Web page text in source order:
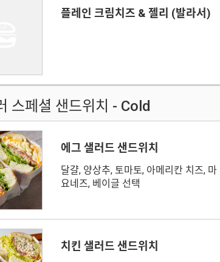
플레인 크림치즈 & 젤리 (발라서)
스페셜 샌드위치 - Cold
에그 샐러드 샌드위치
달걀, 양상추, 토마토, 아메리칸 치즈, 마
요네즈, 베이글 선택
치킨 샐러드 샌드위치